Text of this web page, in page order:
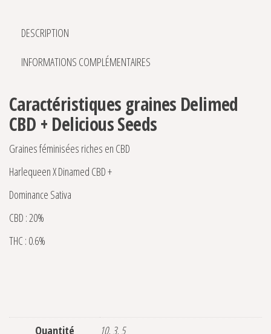
DESCRIPTION
INFORMATIONS COMPLÉMENTAIRES
Caractéristiques graines Delimed
CBD + Delicious Seeds
Graines féminisées riches en CBD
Harlequeen X Dinamed CBD +
Dominance Sativa
CBD : 20%
THC : 0.6%
Quantité 10, 3, 5